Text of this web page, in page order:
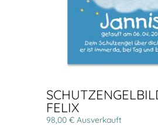
FELIX
98,00 € Ausverkauft